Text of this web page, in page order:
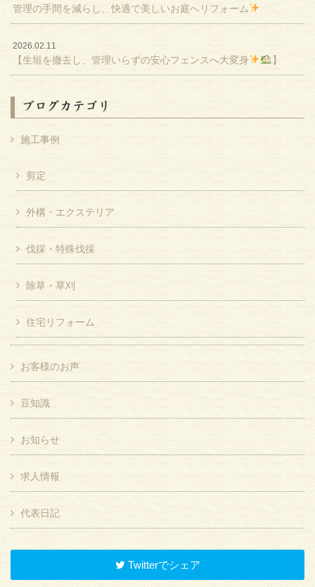
管理の手間を減らし、快適で美しいお庭へリフォーム
2026.02.11
【生垣を撤去し、管理いらずの安心フェンスへ大変身 】
ブログカテゴリ
施工事例
剪定
外構・エクステリア
伐採・特殊伐採
除草・草刈
住宅リフォーム
お客様のお声
豆知識
お知らせ
求人情報
代表日記
Twitterでシェア